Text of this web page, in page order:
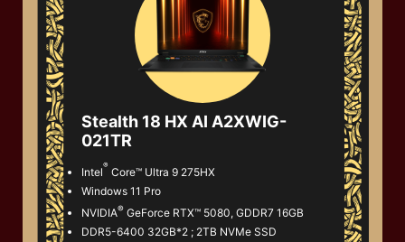
Stealth 18 HX AI A2XWIG-
021TR
Intel
®
Core™ Ultra 9 275HX
Windows 11 Pro
NVIDIA® GeForce RTX™ 5080, GDDR7 16GB
DDR5-6400 32GB*2 ; 2TB NVMe SSD